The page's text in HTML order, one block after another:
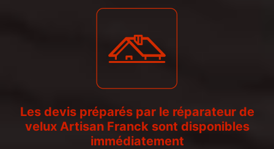
Les devis préparés par le réparateur de
velux Artisan Franck sont disponibles
immédiatement